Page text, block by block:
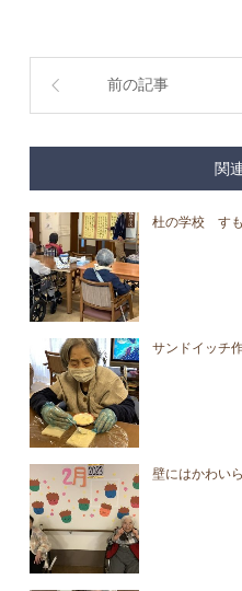
前の記事
関
杜の学校 す
サンドイッチ
壁にはかわい